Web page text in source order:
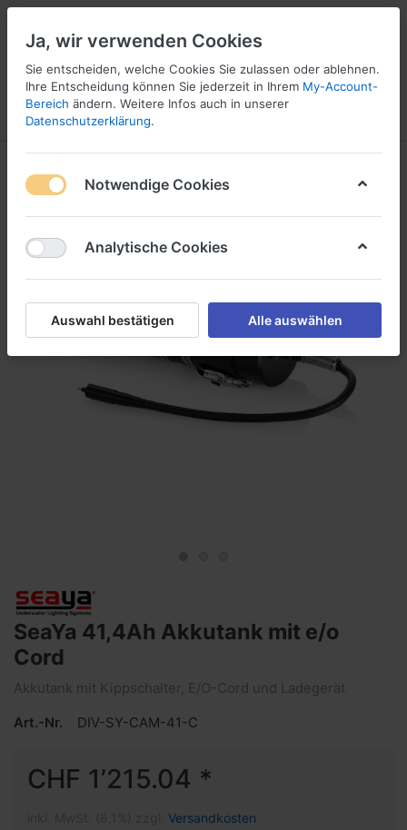
Menü Anmelden
16
SeaYa 41,4Ah Akkutank mit e/o
Cord
Akkutank mit Kippschalter, E/O-Cord und Ladegerät
Art.-Nr.
DIV-SY-CAM-41-C
CHF 1’215.04 *
Versandkosten
Ja, wir verwenden Cookies
Sie entscheiden, welche Cookies Sie zulassen oder ablehnen.
Ihre Entscheidung können Sie jederzeit in Ihrem My-Account-
Bereich ändern. Weitere Infos auch in unserer
Datenschutzerklärung.
Notwendige Cookies
Analytische Cookies
Auswahl bestätigen Alle auswählen